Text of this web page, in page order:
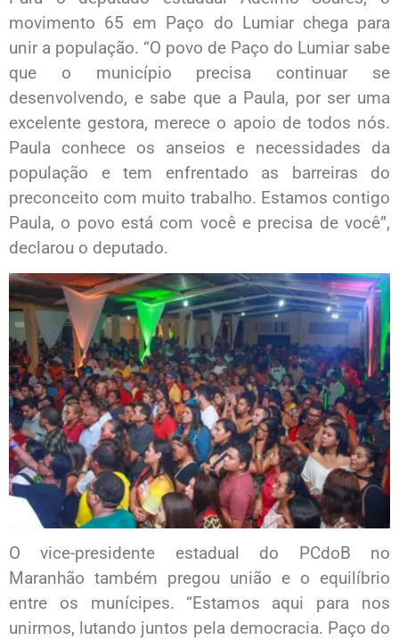
movimento 65 em Paço do Lumiar chega para
unir a população. “O povo de Paço do Lumiar sabe
que o município precisa continuar se
desenvolvendo, e sabe que a Paula, por ser uma
excelente gestora, merece o apoio de todos nós.
Paula conhece os anseios e necessidades da
população e tem enfrentado as barreiras do
preconceito com muito trabalho. Estamos contigo
Paula, o povo está com você e precisa de você”,
declarou o deputado.
O vice-presidente estadual do PCdoB no
Maranhão também pregou união e o equilíbrio
entre os munícipes. “Estamos aqui para nos
unirmos, lutando juntos pela democracia. Paço do